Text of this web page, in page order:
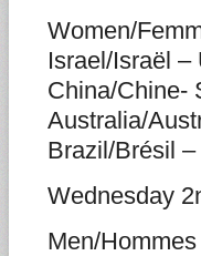
Women/
Israel/Israël –
China/Chine-
Australia/
Brazil/Brésil
Wednesday
Men/